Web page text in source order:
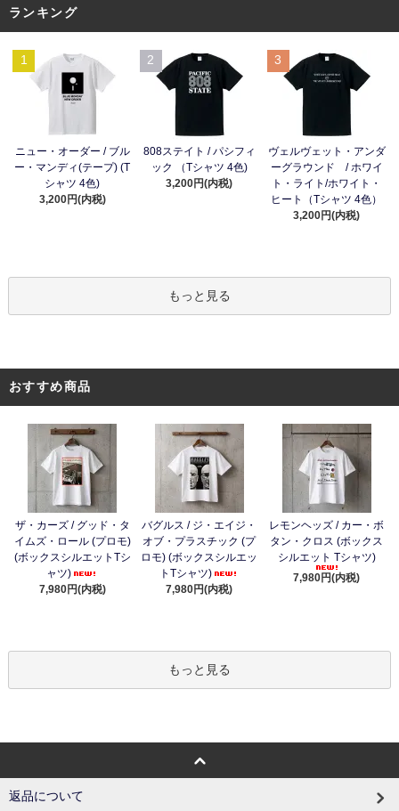
ランキング
1
ニュー・オーダー / ブル
ー・マンディ(テープ) (T
シャツ 4色)
3,200円(内税)
2
808ステイト / パシフィ
ック （Tシャツ 4色)
3,200円(内税)
3
ヴェルヴェット・アンダ
ーグラウンド / ホワイ
ト・ライト/ホワイト・
ヒート（Tシャツ 4色）
3,200円(内税)
もっと見る
おすすめ商品
ザ・カーズ / グッド・タ
イムズ・ロール (プロモ)
(ボックスシルエットTシ
ャツ)
7,980円(内税)
バグルス / ジ・エイジ・
オブ・プラスチック (プ
ロモ) (ボックスシルエッ
トTシャツ)
7,980円(内税)
レモンヘッズ / カー・ボ
タン・クロス (ボックス
シルエット Tシャツ)
7,980円(内税)
もっと見る
返品について